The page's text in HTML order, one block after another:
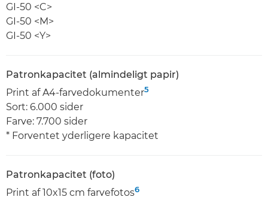
GI-50 <C>
GI-50 <M>
GI-50 <Y>
Patronkapacitet (almindeligt papir)
Print af A4-farvedokumenter5
Sort: 6.000 sider
Farve: 7.700 sider
* Forventet yderligere kapacitet
Patronkapacitet (foto)
Print af 10x15 cm farvefotos6